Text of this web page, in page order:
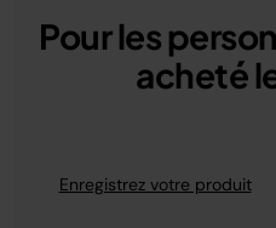
Pour les
acheté
Enregistrez votre produit